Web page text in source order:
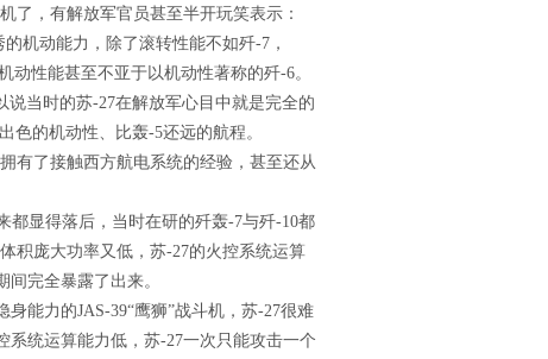
了，有解放军官员甚至半开玩笑表示：
机动能力，除了滚转性能不如歼-7，
性能甚至不亚于以机动性著称的歼-6。
当时的苏-27在解放军心目中就是完全的
的机动性、比轰-5还远的航程。
有了接触西方航电系统的经验，甚至还从
都显得落后，当时在研的歼轰-7与歼-10都
积庞大功率又低，苏-27的火控系统运算
完全暴露了出来。
能力的JAS-39“鹰狮”战斗机，苏-27很难
统运算能力低，苏-27一次只能攻击一个